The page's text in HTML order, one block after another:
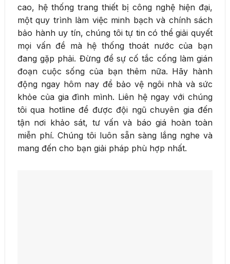
cao, hệ thống trang thiết bị công nghệ hiện đại,
một quy trình làm việc minh bạch và chính sách
bảo hành uy tín, chúng tôi tự tin có thể giải quyết
mọi vấn đề mà hệ thống thoát nước của bạn
đang gặp phải. Đừng để sự cố tắc cống làm gián
đoạn cuộc sống của bạn thêm nữa. Hãy hành
động ngay hôm nay để bảo vệ ngôi nhà và sức
khỏe của gia đình mình. Liên hệ ngay với chúng
tôi qua hotline để được đội ngũ chuyên gia đến
tận nơi khảo sát, tư vấn và báo giá hoàn toàn
miễn phí. Chúng tôi luôn sẵn sàng lắng nghe và
mang đến cho bạn giải pháp phù hợp nhất.